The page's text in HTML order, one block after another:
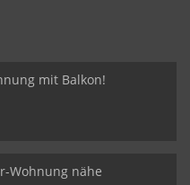
mit Balkon!
Wohnung nähe